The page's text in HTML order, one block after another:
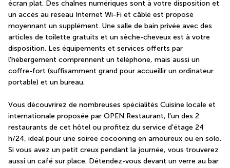
écran plat. Des chaînes numériques sont à votre disposition et
un accès au réseau Internet Wi-Fi et câblé est proposé
moyennant un supplément. Une salle de bain privée avec des
articles de toilette gratuits et un sèche-cheveux est à votre
disposition. Les équipements et services offerts par
l'hébergement comprennent un téléphone, mais aussi un
coffre-fort (suffisamment grand pour accueillir un ordinateur
portable) et un bureau.
Vous découvrirez de nombreuses spécialités Cuisine locale et
internationale proposée par OPEN Restaurant, l'un des 2
restaurants de cet hôtel ou profitez du service d'étage 24
h/24, idéal pour une soirée cocooning en amoureux ou en solo.
Si vous avez un petit creux pendant la journée, vous trouverez
aussi un café sur place. Détendez-vous devant un verre au bar